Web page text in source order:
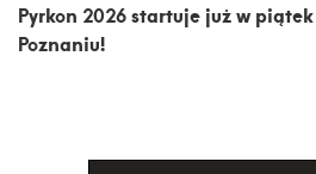
Pyrkon 2026 startuje już w
Poznaniu!